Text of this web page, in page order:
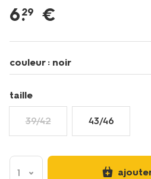
be/elle-
lui/chaussettes-
femme/chaussettes-
hautes/chaussettes-
eponge-
homme-
noir-
4170430BLACK.html
6.
29 €
couleur : noir
taille
39/42 43/46
1